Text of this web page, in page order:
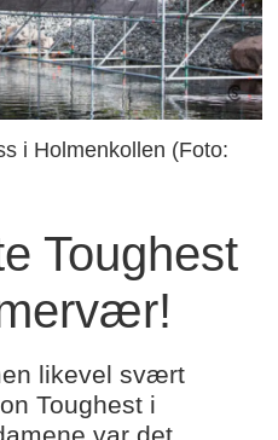
i Holmenkollen (Foto:
Toughest
likevel svært
Toughest i